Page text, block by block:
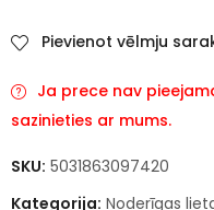
Pievienot vēlmju
Ja prece nav
sazinieties ar mums.
SKU: 5031863097420
Kategorija: Noderīgas